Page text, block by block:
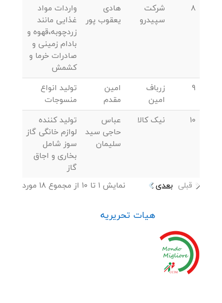
8
شرکت
سپیدرو
هادی
یعقوب پور
واردات مواد
غذایی مانند
زردچوبه،قهوه و
بادام زمینی و
صادرات خرما و
کشمش
9
زرباف
امین
امین
مقدم
تولید انواع
منسوجات
10
نیک کالا
عباس
حاجی سید
سلیمان
تولید کننده
لوازم خانگی گاز
سوز شامل
بخاری و اجاق
گاز
نمایش 1 تا 10 از مجموع 18 مورد
قبلی بعدی
هیات تحریریه